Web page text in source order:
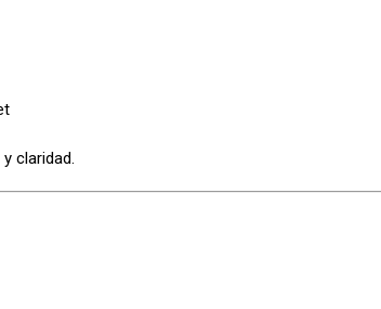
claridad.